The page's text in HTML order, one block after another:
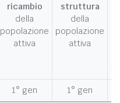
ricambio
della
popolazione
attiva
struttura
della
popolazione
attiva
1° gen 1° gen